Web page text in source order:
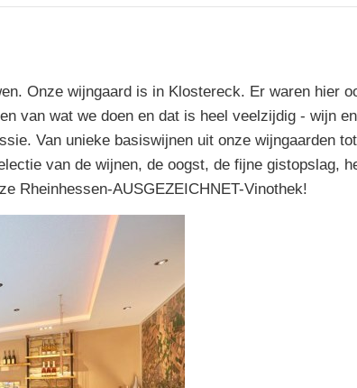
Onze wijngaard is in Klostereck. Er waren hier
van wat we doen en dat is heel veelzijdig - wijn en
Van unieke basiswijnen uit onze wijngaarden
van de wijnen, de oogst, de fijne gistopslag,
Rheinhessen-AUSGEZEICHNET-Vinothek!